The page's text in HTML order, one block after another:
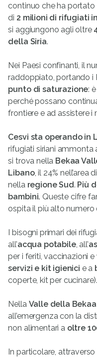
continuo che ha portato
di 2 milioni di rifugiati
si aggiungono agli oltre
della Siria.
Nei Paesi confinanti, il
raddoppiato, portando i
punto di saturazione:
perché possano
frontiere e ad assistere i
Cesvi sta operando in
rifugiati siriani ammonta
si trova nella Bekaa
Libano, il 24% nell’area di
nella regione Sud. Più
bambini. Queste cifre
ospita il più alto numero
I bisogni primari dei
all’acqua potabile, all’
per i feriti, vaccinazioni
servizi e kit igienici e a
coperte, kit per cucinare).
Nella Valle della Bekaa
all’emergenza con la
non alimentari a oltre
In particolare,